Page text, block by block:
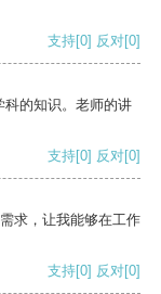
支持[0] 反对[0]
科的知识。老师的讲
支持[0] 反对[0]
求，让我能够在工作
支持[0] 反对[0]